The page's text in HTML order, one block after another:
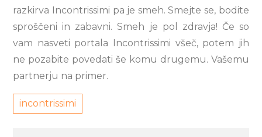
razkirva Incontrissimi pa je smeh. Smejte se, bodite
sproščeni in zabavni. Smeh je pol zdravja! Če so
vam nasveti portala Incontrissimi všeč, potem jih
ne pozabite povedati še komu drugemu. Vašemu
partnerju na primer.
incontrissimi